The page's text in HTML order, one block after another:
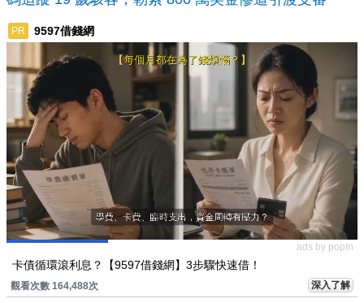
PR 9597借錢網
ads by popIn
卡債循環滾利息？【9597借錢網】3步驟快速借！
觀看次數 164,488次 深入了解